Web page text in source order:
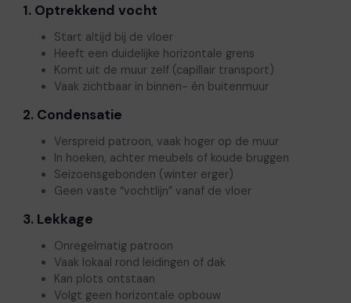
1. Optrekkend vocht
Start altijd bij de vloer
Heeft een duidelijke horizontale grens
Komt uit de muur zelf (capillair transport)
Vaak zichtbaar in binnen- én buitenmuur
2. Condensatie
Verspreid patroon, vaak hoger op de muur
In hoeken, achter meubels of koude bruggen
Seizoensgebonden (winter erger)
Geen vaste “vochtlijn” vanaf de vloer
3. Lekkage
Onregelmatig patroon
Vaak lokaal rond leidingen of dak
Kan plots ontstaan
Volgt geen horizontale opbouw